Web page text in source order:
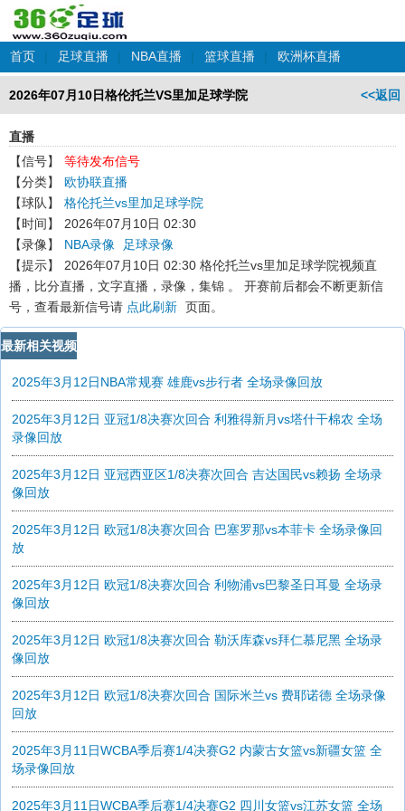
首页 | 足球直播 | NBA直播 | 篮球直播 | 欧洲杯直播
<<返回
2026年07月10日格伦托兰VS里加足球学院
直播
【信号】
等待发布信号
【分类】
欧协联直播
【球队】
格伦托兰vs里加足球学院
【时间】
2026年07月10日 02:30
【录像】
NBA录像
足球录像
【提示】
2026年07月10日 02:30 格伦托兰vs里加足球学院视频直
播，比分直播，文字直播，录像，集锦 。 开赛前后都会不断更新信
号，查看最新信号请 点此刷新 页面。
最新相关视频
2025年3月12日NBA常规赛 雄鹿vs步行者 全场录像回放
2025年3月12日 亚冠1/8决赛次回合 利雅得新月vs塔什干棉农 全场
录像回放
2025年3月12日 亚冠西亚区1/8决赛次回合 吉达国民vs赖扬 全场录
像回放
2025年3月12日 欧冠1/8决赛次回合 巴塞罗那vs本菲卡 全场录像回
放
2025年3月12日 欧冠1/8决赛次回合 利物浦vs巴黎圣日耳曼 全场录
像回放
2025年3月12日 欧冠1/8决赛次回合 勒沃库森vs拜仁慕尼黑 全场录
像回放
2025年3月12日 欧冠1/8决赛次回合 国际米兰vs 费耶诺德 全场录像
回放
2025年3月11日WCBA季后赛1/4决赛G2 内蒙古女篮vs新疆女篮 全
场录像回放
2025年3月11日WCBA季后赛1/4决赛G2 四川女篮vs江苏女篮 全场